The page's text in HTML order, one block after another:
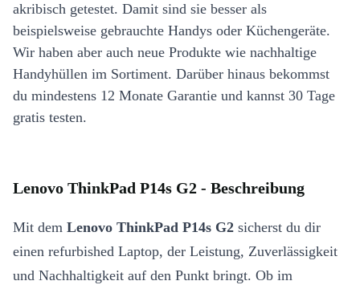
akribisch getestet. Damit sind sie besser als
beispielsweise gebrauchte Handys oder Küchengeräte.
Wir haben aber auch neue Produkte wie nachhaltige
Handyhüllen im Sortiment. Darüber hinaus bekommst
du mindestens 12 Monate Garantie und kannst 30 Tage
gratis testen.
Lenovo ThinkPad P14s G2 - Beschreibung
Mit dem Lenovo ThinkPad P14s G2 sicherst du dir
einen refurbished Laptop, der Leistung, Zuverlässigkeit
und Nachhaltigkeit auf den Punkt bringt. Ob im